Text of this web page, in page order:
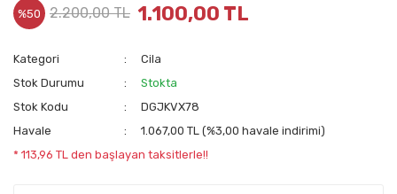
%50 2.200,00 TL 1.100,00 TL
Kategori
Cila
Stok Durumu
Stokta
Stok Kodu
DGJKVX78
Havale
1.067,00 TL (%3,00 havale indirimi)
* 113,96 TL den başlayan taksitlerle!!